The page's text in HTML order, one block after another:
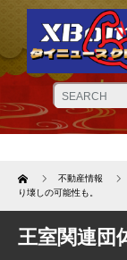
Home 不動産情報
り壊しの可能性も。
王室関連団